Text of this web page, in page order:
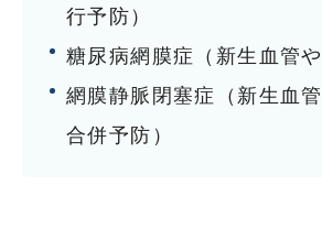
行予防）
糖尿病網膜症（新生血管や
網膜静脈閉塞症（新生血
合併予防）